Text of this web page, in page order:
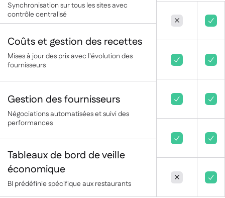
Synchronisation sur tous les sites avec
contrôle centralisé
Coûts et gestion des recettes
Mises à jour des prix avec l'évolution des
fournisseurs
Gestion des fournisseurs
Négociations automatisées et suivi des
performances
Tableaux de bord de veille
économique
BI prédéfinie spécifique aux restaurants









